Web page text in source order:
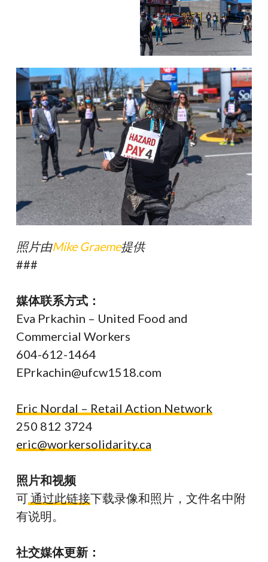
照片由Mike Graeme提供
###
媒体联系方式：
Eva Prkachin – United Food and
Commercial Workers
604-612-1464
EPrkachin@ufcw1518.com
Eric Nordal – Retail Action Network
250 812 3724
eric@workersolidarity.ca
照片和视频
可通过此链接下载录像和照片，文件名中附
有说明。
社交媒体更新：